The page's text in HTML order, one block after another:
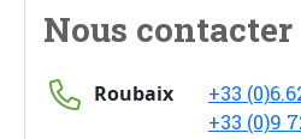
Nous contacter
Roubaix
+33
+33 (0)9